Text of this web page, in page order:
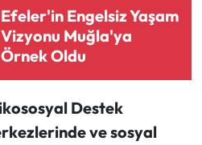
Efeler'in Engelsiz Yaşam
Vizyonu Muğla'ya
Örnek Oldu
Destek
ve sosyal